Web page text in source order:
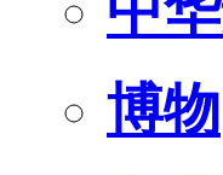
博物